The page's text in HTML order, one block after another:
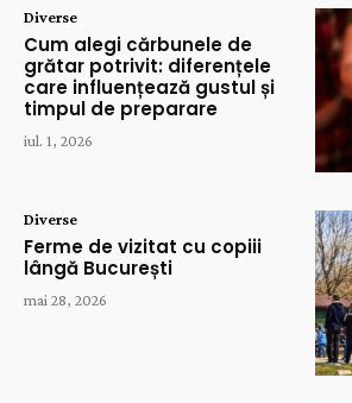
Diverse
Cum alegi cărbunele de
grătar potrivit: diferențele
care influențează gustul și
timpul de preparare
iul. 1, 2026
Diverse
Ferme de vizitat cu copiii
lângă București
mai 28, 2026